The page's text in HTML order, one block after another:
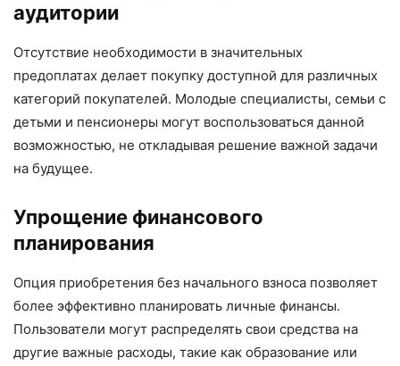
аудитории
Отсутствие необходимости в значительных
предоплатах делает покупку доступной для различных
категорий покупателей. Молодые специалисты, семьи с
детьми и пенсионеры могут воспользоваться данной
возможностью, не откладывая решение важной задачи
на будущее.
Упрощение финансового
планирования
Опция приобретения без начального взноса позволяет
более эффективно планировать личные финансы.
Пользователи могут распределять свои средства на
другие важные расходы, такие как образование или